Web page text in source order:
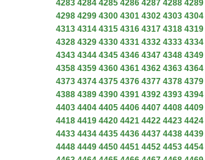
4283 4284 4285 4286 4287 4288 4289
4298 4299 4300 4301 4302 4303 4304
4313 4314 4315 4316 4317 4318 4319
4328 4329 4330 4331 4332 4333 4334
4343 4344 4345 4346 4347 4348 4349
4358 4359 4360 4361 4362 4363 4364
4373 4374 4375 4376 4377 4378 4379
4388 4389 4390 4391 4392 4393 4394
4403 4404 4405 4406 4407 4408 4409
4418 4419 4420 4421 4422 4423 4424
4433 4434 4435 4436 4437 4438 4439
4448 4449 4450 4451 4452 4453 4454